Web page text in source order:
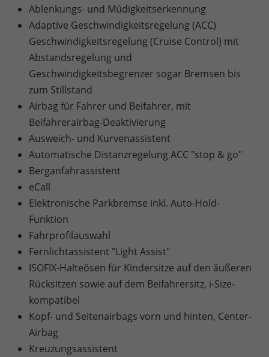
Ablenkungs- und Müdigkeitserkennung
Adaptive Geschwindigkeitsregelung (ACC)
Geschwindigkeitsregelung (Cruise Control) mit
Abstandsregelung und
Geschwindigkeitsbegrenzer sogar Bremsen bis
zum Stillstand
Airbag für Fahrer und Beifahrer, mit
Beifahrerairbag-Deaktivierung
Ausweich- und Kurvenassistent
Automatische Distanzregelung ACC "stop & go"
Berganfahrassistent
eCall
Elektronische Parkbremse inkl. Auto-Hold-
Funktion
Fahrprofilauswahl
Fernlichtassistent "Light Assist"
ISOFIX-Halteösen für Kindersitze auf den äußeren
Rücksitzen sowie auf dem Beifahrersitz, i-Size-
kompatibel
Kopf- und Seitenairbags vorn und hinten, Center-
Airbag
Kreuzungsassistent